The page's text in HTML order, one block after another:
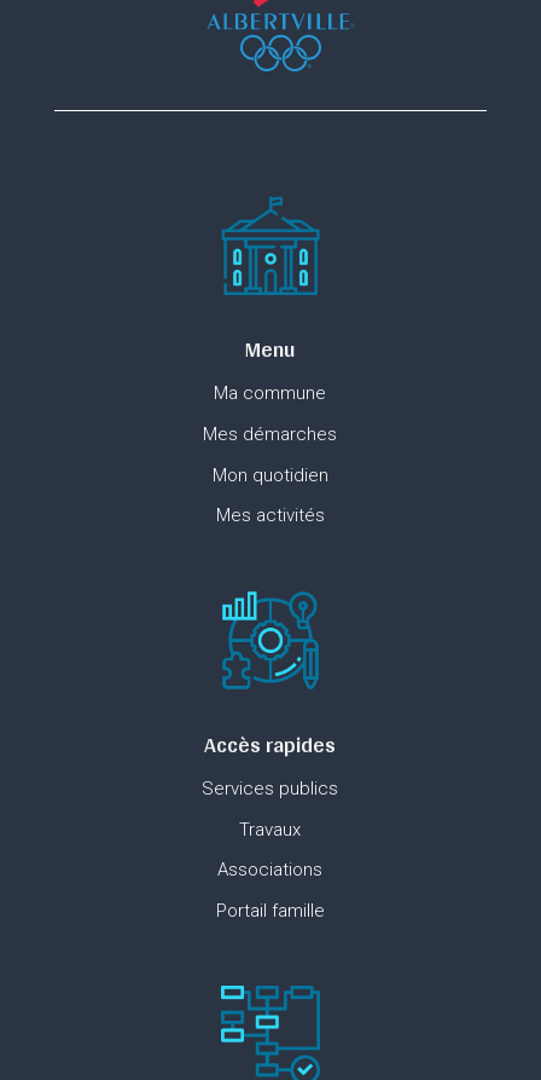
Menu
Ma commune
Mes démarches
Mon quotidien
Mes activités
Accès rapides
Services publics
Travaux
Associations
Portail famille